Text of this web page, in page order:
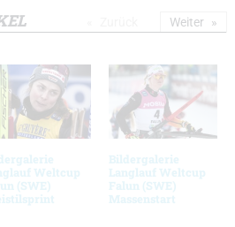
Weltcup
(SWE)
Bildergalerie
Langlauf Weltcup
Falun (SWE)
Massenstart
Weiter